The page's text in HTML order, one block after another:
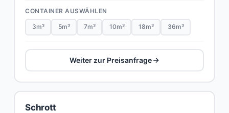
CONTAINER AUSWÄHLEN
3m³ 5m³ 7m³ 10m³ 18m³ 36m³
Weiter zur Preisanfrage
Schrott